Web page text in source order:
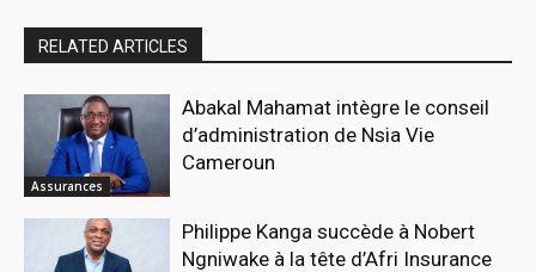
RELATED ARTICLES
Assurances
Abakal Mahamat intègre le conseil
d’administration de Nsia Vie
Cameroun
Philippe Kanga succède à Nobert
Ngniwake à la tête d’Afri Insurance